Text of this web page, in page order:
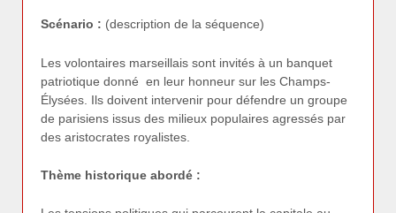
Scénario : (description de la séquence)
Les volontaires marseillais sont invités à un banquet
patriotique donné en leur honneur sur les Champs-
Élysées. Ils doivent intervenir pour défendre un groupe
de parisiens issus des milieux populaires agressés par
des aristocrates royalistes.
Thème historique abordé :